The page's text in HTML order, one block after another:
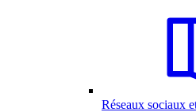
Réseaux sociaux